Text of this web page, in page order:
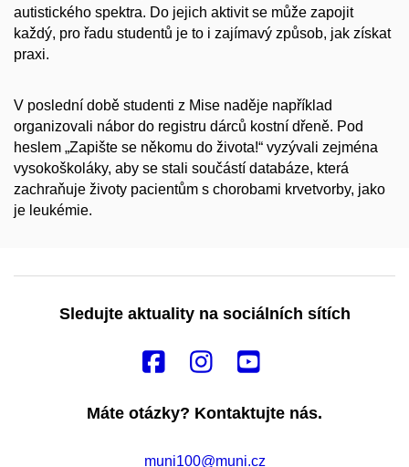
autistického spektra. Do jejich aktivit se může zapojit
každý, pro řadu studentů je to i zajímavý způsob, jak získat
praxi.
V poslední době studenti z Mise naděje například
organizovali nábor do registru dárců kostní dřeně. Pod
heslem „Zapište se někomu do života!“ vyzývali zejména
vysokoškoláky, aby se stali součástí databáze, která
zachraňuje životy pacientům s chorobami krvetvorby, jako
je leukémie.
Sledujte aktuality na sociálních sítích
Máte otázky? Kontaktujte nás.
muni100@muni.cz